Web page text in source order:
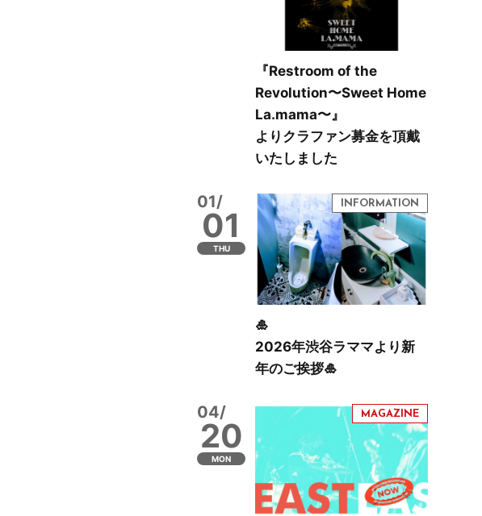
『Restroom of the
Revolution〜Sweet Home
La.mama〜』
よりクラファン募金を頂戴
いたしました
01/
01
THU
🎍
2026年渋谷ラママより新
年のご挨拶🎍
04/
20
MON